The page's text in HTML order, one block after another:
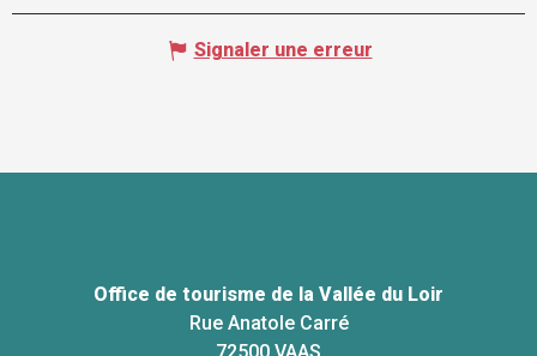
Signaler une erreur
Office de tourisme de la Vallée du Loir
Rue Anatole Carré